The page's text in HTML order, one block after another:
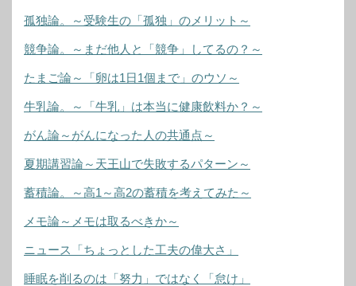
孤独論。～受験生の「孤独」のメリット～
競争論。～まだ他人と「競争」してるの？～
たまご論～「卵は1日1個まで」のウソ～
牛乳論。～「牛乳」は本当に健康飲料か？～
がん論～がんになった人の共通点～
夏期講習論～天王山で失敗するパターン～
蓄積論。～高1～高2の蓄積を考えてみた～
メモ論～メモは取るべきか～
ニュース「ちょっとした工夫の偉大さ」
睡眠を削るのは「努力」ではなく「怠け」